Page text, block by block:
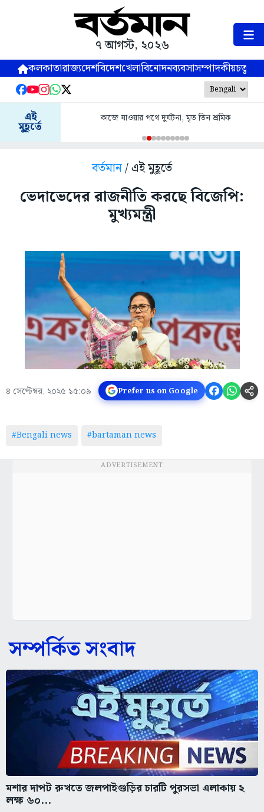
৭ আগস্ট, ২০২৬
কলকাতারাজ্যদেশবিদেশখেলাবিনোদনব্যবসাসম্পাদকীয়
এই
মুহূর্তে
কাজে যাওয়ার পথে দুর্ঘটনা, মৃত তিন শ্রমিক
বর্তমান/ এই মুহূর্তে
ভেদাভেদের রাজনীতি করছে বিজেপি:
মুখ্যমন্ত্রী
৪ সেপ্টেম্বর, ২০২৫ ১৫:০৯ Prefer us on Google
#Bengali news #bartaman news
ADVERTISEMENT
সম্পর্কিত সংবাদ
মশার দাপট রুখতে জলপাইগুড়ির চারটি পুরসভা এলাকায় ২
লক্ষ ৬০...